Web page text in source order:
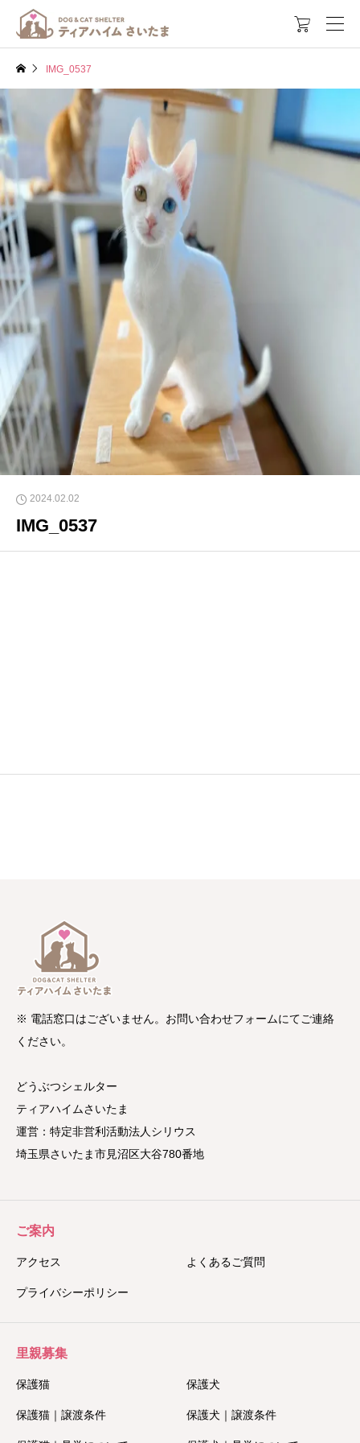

IMG_0537
2024.02.02
IMG_0537
※ 電話窓口はございません。お問い合わせフォームにてご連絡
ください。
どうぶつシェルター
ティアハイムさいたま
運営：特定非営利活動法人シリウス
埼玉県さいたま市見沼区大谷780番地
ご案内
アクセス よくあるご質問
プライバシーポリシー
里親募集
保護猫 保護犬
保護猫｜譲渡条件 保護犬｜譲渡条件